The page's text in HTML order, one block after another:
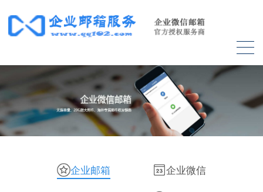
企业邮箱 企业微信